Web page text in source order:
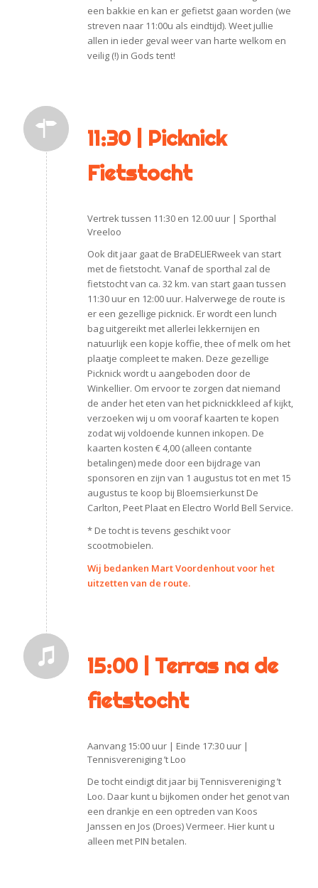
een bakkie en kan er gefietst gaan worden (we
streven naar 11:00u als eindtijd). Weet jullie
allen in ieder geval weer van harte welkom en
veilig (!) in Gods tent!
11:30 | Picknick
Fietstocht
Vertrek tussen 11:30 en 12.00 uur | Sporthal
Vreeloo
Ook dit jaar gaat de BraDELIERweek van start
met de fietstocht. Vanaf de sporthal zal de
fietstocht van ca. 32 km. van start gaan tussen
11:30 uur en 12:00 uur. Halverwege de route is
er een gezellige picknick. Er wordt een lunch
bag uitgereikt met allerlei lekkernijen en
natuurlijk een kopje koffie, thee of melk om het
plaatje compleet te maken. Deze gezellige
Picknick wordt u aangeboden door de
Winkellier. Om ervoor te zorgen dat niemand
de ander het eten van het picknickkleed af kijkt,
verzoeken wij u om vooraf kaarten te kopen
zodat wij voldoende kunnen inkopen. De
kaarten kosten € 4,00 (alleen contante
betalingen) mede door een bijdrage van
sponsoren en zijn van 1 augustus tot en met 15
augustus te koop bij Bloemsierkunst De
Carlton, Peet Plaat en Electro World Bell Service.
* De tocht is tevens geschikt voor
scootmobielen.
Wij bedanken Mart Voordenhout voor het
uitzetten van de route.
15:00 | Terras na de
fietstocht
Aanvang 15:00 uur | Einde 17:30 uur |
Tennisvereniging ’t Loo
De tocht eindigt dit jaar bij Tennisvereniging ’t
Loo. Daar kunt u bijkomen onder het genot van
een drankje en een optreden van Koos
Janssen en Jos (Droes) Vermeer. Hier kunt u
alleen met PIN betalen.